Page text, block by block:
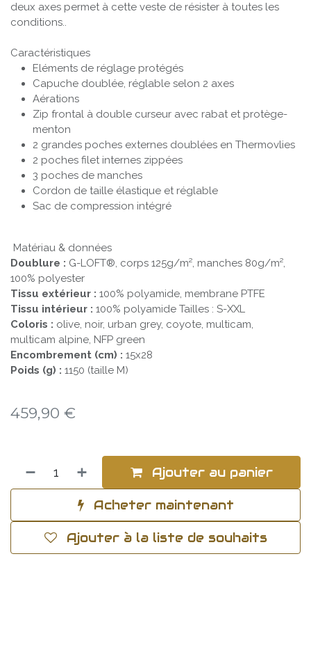
deux axes permet à cette veste de résister à toutes les
conditions..
Caractéristiques
Eléments de réglage protégés
Capuche doublée, réglable selon 2 axes
Aérations
Zip frontal à double curseur avec rabat et protège-
menton
2 grandes poches externes doublées en Thermovlies
2 poches filet internes zippées
3 poches de manches
Cordon de taille élastique et réglable
Sac de compression intégré
Matériau & données
Doublure : G-LOFT®, corps 125g/m², manches 80g/m²,
100% polyester
Tissu extérieur : 100% polyamide, membrane PTFE
Tissu intérieur : 100% polyamide Tailles : S-XXL
Coloris : olive, noir, urban grey, coyote, multicam,
multicam alpine, NFP green
Encombrement (cm) : 15x28
Poids (g) : 1150 (taille M)
459,90 €
Ajouter au panier
Acheter maintenant
Ajouter à la liste de souhaits